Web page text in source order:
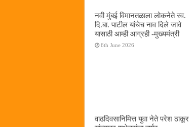
नवी मुंबई विमानतळाला लोकनेते स्व.
दि.बा. पाटील यांचेच नाव दिले जावे
यासाठी आम्ही आग्रही -मुख्यमंत्री
6th June 2026
वाढदिवसानिमित्त युवा नेते परेश ठाकूर